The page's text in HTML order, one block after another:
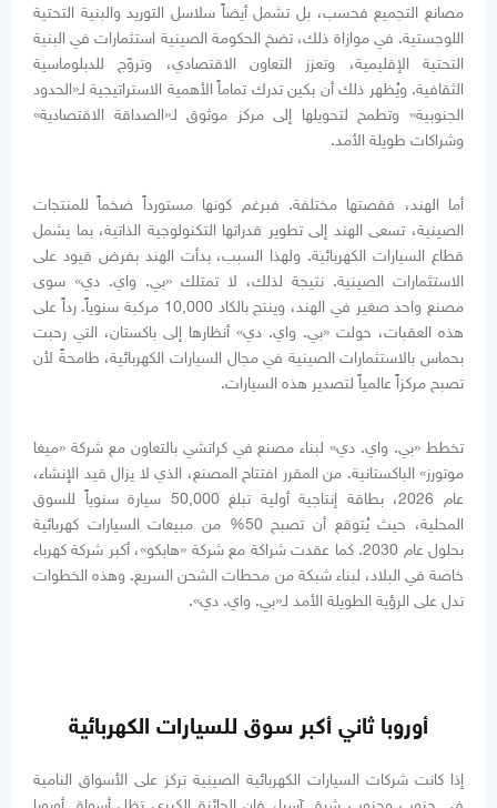
مصانع التجميع فحسب، بل تشمل أيضاً سلاسل التوريد والبنية التحتية
اللوجستية. في موازاة ذلك، تضخ الحكومة الصينية استثمارات في البنية
التحتية الإقليمية، وتعزز التعاون الاقتصادي، وتروّج للدبلوماسية
الثقافية. ويُظهر ذلك أن بكين تدرك تماماً الأهمية الاستراتيجية لـ«الحدود
الجنوبية» وتطمح لتحويلها إلى مركز موثوق لـ«الصداقة الاقتصادية»
وشراكات طويلة الأمد.
أما الهند، فقصتها مختلفة. فبرغم كونها مستورداً ضخماً للمنتجات
الصينية، تسعى الهند إلى تطوير قدراتها التكنولوجية الذاتية، بما يشمل
قطاع السيارات الكهربائية. ولهذا السبب، بدأت الهند بفرض قيود على
الاستثمارات الصينية. نتيجة لذلك، لا تمتلك «بي. واي. دي» سوى
مصنع واحد صغير في الهند، وينتج بالكاد 10,000 مركبة سنوياً. رداً على
هذه العقبات، حولت «بي. واي. دي» أنظارها إلى باكستان، التي رحبت
بحماس بالاستثمارات الصينية في مجال السيارات الكهربائية، طامحةً لأن
تصبح مركزاً عالمياً لتصدير هذه السيارات.
تخطط «بي. واي. دي» لبناء مصنع في كراتشي بالتعاون مع شركة «ميغا
موتورز» الباكستانية. من المقرر افتتاح المصنع، الذي لا يزال قيد الإنشاء،
عام 2026، بطاقة إنتاجية أولية تبلغ 50,000 سيارة سنوياً للسوق
المحلية، حيث يُتوقع أن تصبح 50% من مبيعات السيارات كهربائية
بحلول عام 2030. كما عقدت شراكة مع شركة «هابكو»، أكبر شركة كهرباء
خاصة في البلاد، لبناء شبكة من محطات الشحن السريع. وهذه الخطوات
تدل على الرؤية الطويلة الأمد لـ«بي. واي. دي».
أوروبا ثاني أكبر سوق للسيارات الكهربائية
إذا كانت شركات السيارات الكهربائية الصينية تركز على الأسواق النامية